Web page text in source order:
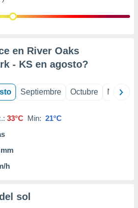
en River Oaks
- KS en agosto?
Septiembre Octubre
33°C Min: 21°C
h
sol